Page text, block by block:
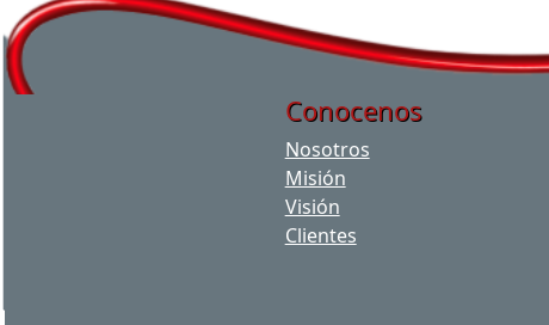
Conocenos
Nosotros
Misión
Visión
Clientes